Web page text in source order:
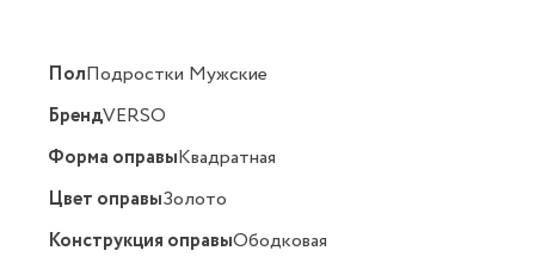
ПолПодростки Мужские
БрендVERSO
Форма оправыКвадратная
Цвет оправыЗолото
Конструкция оправыОбодковая